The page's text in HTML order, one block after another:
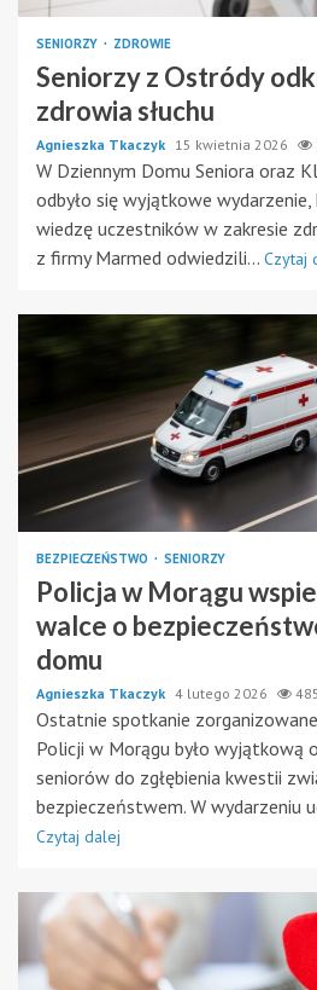
SENIORZY ZDROWIE
Seniorzy z Ostródy
zdrowia słuchu
Agnieszka Tkaczyk 15 kwietnia 2026
W Dziennym Domu Seniora oraz
odbyło się wyjątkowe
wiedzę uczestników w zakresie
z firmy Marmed odwiedzili... Czytaj
BEZPIECZEŃSTWO SENIORZY
Policja w Morągu
walce o
domu
Agnieszka Tkaczyk 4 lutego 2026 485
Ostatnie spotkanie
Policji w Morągu było wyjątkową
seniorów do zgłębienia kwestii
bezpieczeństwem. W wydarzeniu
Czytaj dalej